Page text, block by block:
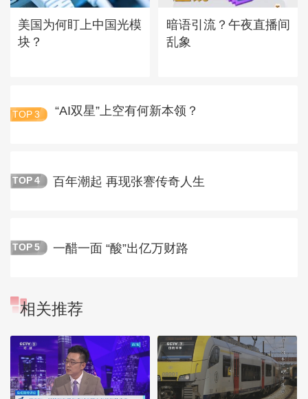
美国为何盯上中国光模
块？
暗语引流？午夜直播间
乱象
TOP 3 “AI双星”上空有何新本领？
TOP 4 百年潮起 再现张謇传奇人生
TOP 5 一醋一面 “酸”出亿万财路
相关推荐